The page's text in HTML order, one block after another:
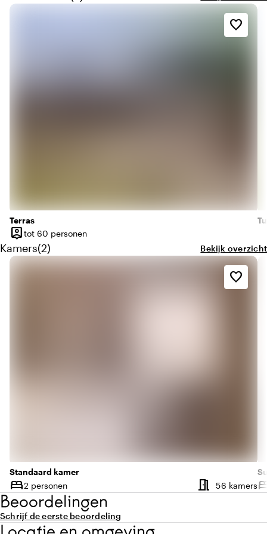
Terras
person_pin
Capaciteit
tot 60 personen
favorite_border
Kamers
Aantal kamers: 2
(2) Bekijk overzicht
Standaard kamer
bed
Capaciteit
2 personen meeting_room 56 kamers
favorite_border
Beoordelingen
Schrijf de eerste beoordeling